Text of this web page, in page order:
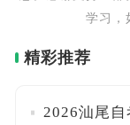
学习，
精彩推荐